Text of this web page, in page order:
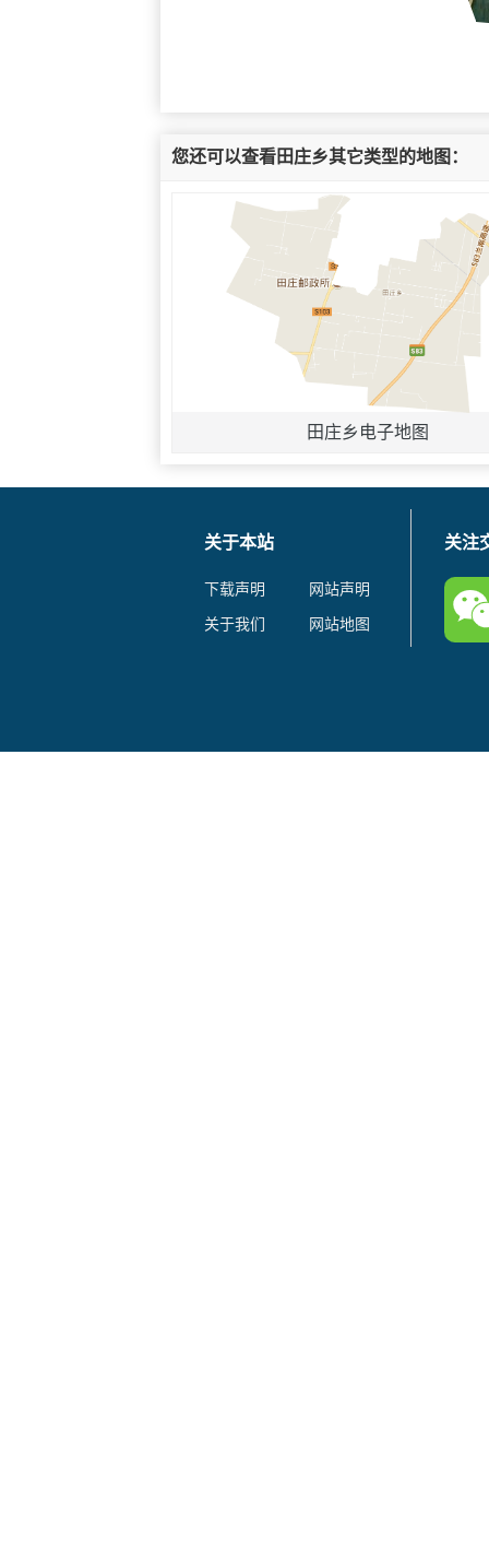
您还可以查看田庄乡其它类型的地图：
田庄乡电子地图
关于本站
下载声明
网站声明
关于我们
网站地图
关注